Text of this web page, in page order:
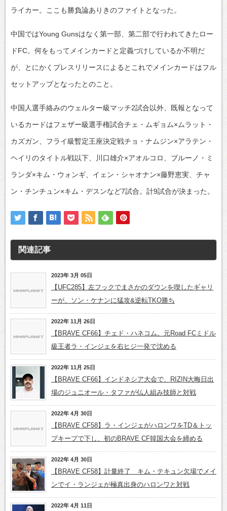
ライカー。ここも勝負論ありきのファイトとなった。
中国ではYoung Gunsはなく第一部、第二部で行われてきたロー
ドFC。何をもってメインカードと定義づけしているか不明だ
が、とにかくプレスリリースによるとこれでメインカードはフル
セットアップとなったとのこと。
中国人選手絡みのウェルター級マッチ2試合以外、既報となって
いるカードはフェザー級選手権試合チェ・ムギョム×ムラット・
カズガン、フライ級暫定王座決定戦チョ・ナムジン×アラテン・
ヘイリのタイトル戦以下、川口雄介×アオルコロ、ブルーノ・ミ
ランダ×キム・ウォンギ、イェン・シャオナン×藤野恵実、チャ
ン・チンチュン×キム・デスンなど7試合。計9試合が決まった。
関連記事
2023年 3月 05日
【UFC285】左フックでまさかのダウンを喫したギャリ
ーが、ソン・ケナンに猛攻&逆転TKO勝ち
2022年 11月 26日
【BRAVE CF66】チェド・ハネコム。元Road FCミドル
級王者ラ・インジェを右ヒジ一発で沈める
2022年 11月 25日
【BRAVE CF66】インドネシア大会で、RIZIN大晦日出
場のジュニオール・タファが仏人組み技師と対戦
2022年 4月 30日
【BRAVE CF58】ラ・インジェがハロンワをTD＆トッ
プキープで下し、初のBRAVE CF韓国大会を締める
2022年 4月 30日
【BRAVE CF58】計量終了 キム・テキュン欠場でメイ
ンでイ・ランジェが極真出身のハロンワと対戦
2022年 4月 11日